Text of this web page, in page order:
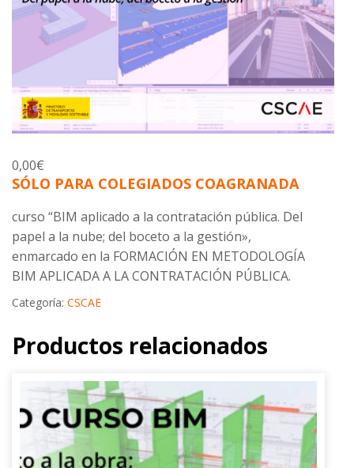
0,00€
SÓLO PARA COLEGIADOS COAGRANADA
curso “BIM aplicado a la contratación pública. Del
papel a la nube; del boceto a la gestión»,
enmarcado en la FORMACIÓN EN METODOLOGÍA
BIM APLICADA A LA CONTRATACIÓN PÚBLICA.
Categoría: CSCAE
Productos relacionados